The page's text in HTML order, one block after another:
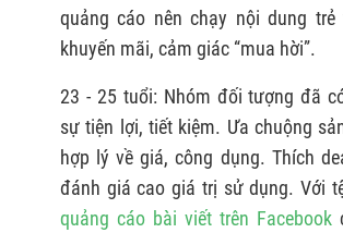
quảng cáo nên chạy nội dung trẻ
khuyến mãi, cảm giác “mua hời”.
23 - 25 tuổi: Nhóm đối tượng đã
sự tiện lợi, tiết kiệm. Ưa chuộng
hợp lý về giá, công dụng. Thích
đánh giá cao giá trị sử dụng. Với
quảng cáo bài viết trên Facebook